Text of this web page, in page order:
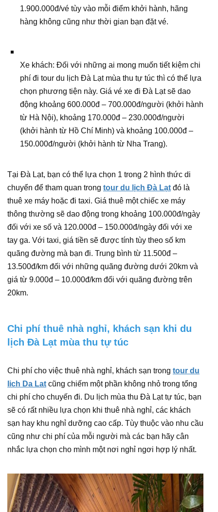
1.900.000đ/vé tùy vào mỗi điểm khởi hành, hãng
hàng không cũng như thời gian bạn đặt vé.
Xe khách: Đối với những ai mong muốn tiết kiệm chi
phí đi tour du lịch Đà Lạt mùa thu tự túc thì có thể lựa
chọn phương tiện này. Giá vé xe đi Đà Lạt sẽ dao
động khoảng 600.000đ – 700.000đ/người (khởi hành
từ Hà Nội), khoảng 170.000đ – 230.000đ/người
(khởi hành từ Hồ Chí Minh) và khoảng 100.000đ –
150.000đ/người (khởi hành từ Nha Trang).
Tại Đà Lạt, bạn có thể lựa chọn 1 trong 2 hình thức di
chuyển để tham quan trong tour du lịch Đà Lạt đó là
thuê xe máy hoặc đi taxi. Giá thuê một chiếc xe máy
thông thường sẽ dao động trong khoảng 100.000đ/ngày
đối với xe số và 120.000đ – 150.000đ/ngày đối với xe
tay ga. Với taxi, giá tiền sẽ được tính tùy theo số km
quãng đường mà bạn đi. Trung bình từ 11.500đ –
13.500đ/km đối với những quãng đường dưới 20km và
giá từ 9.000đ – 10.000đ/km đối với quãng đường trên
20km.
Chi phí thuê nhà nghỉ, khách sạn khi du
lịch Đà Lạt mùa thu tự túc
Chi phí cho việc thuê nhà nghỉ, khách sạn trong tour du
lich Da Lat cũng chiếm một phần không nhỏ trong tổng
chi phí cho chuyến đi. Du lịch mùa thu Đà Lạt tự túc, bạn
sẽ có rất nhiều lựa chọn khi thuê nhà nghỉ, các khách
sạn hay khu nghỉ dưỡng cao cấp. Tùy thuộc vào nhu cầu
cũng như chi phí của mỗi người mà các bạn hãy cân
nhắc lựa chọn cho mình một nơi nghỉ ngơi hợp lý nhất.